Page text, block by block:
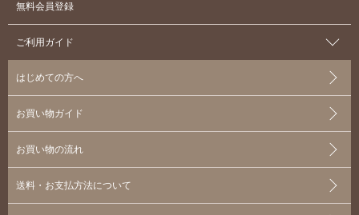
無料会員登録
ご利用ガイド
はじめての方へ
お買い物ガイド
お買い物の流れ
送料・お支払方法について